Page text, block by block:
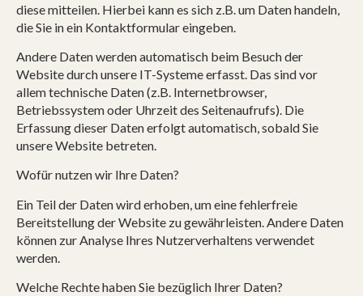
diese mitteilen. Hierbei kann es sich z.B. um Daten handeln,
die Sie in ein Kontaktformular eingeben.
Andere Daten werden automatisch beim Besuch der
Website durch unsere IT-Systeme erfasst. Das sind vor
allem technische Daten (z.B. Internetbrowser,
Betriebssystem oder Uhrzeit des Seitenaufrufs). Die
Erfassung dieser Daten erfolgt automatisch, sobald Sie
unsere Website betreten.
Wofür nutzen wir Ihre Daten?
Ein Teil der Daten wird erhoben, um eine fehlerfreie
Bereitstellung der Website zu gewährleisten. Andere Daten
können zur Analyse Ihres Nutzerverhaltens verwendet
werden.
Welche Rechte haben Sie bezüglich Ihrer Daten?